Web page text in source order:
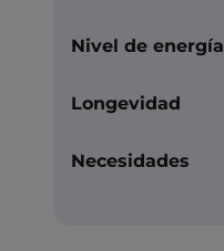
Nivel de energía
Longevidad
Necesidades